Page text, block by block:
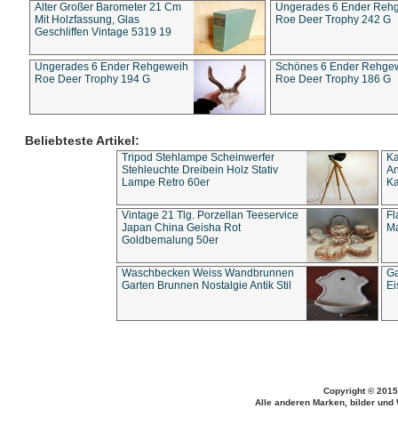
Alter Großer Barometer 21 Cm
Mit Holzfassung, Glas
Geschliffen Vintage 5319 19
Ungerades 6 Ender
Roe Deer Trophy 242 G
Ungerades 6 Ender Rehgeweih
Roe Deer Trophy 194 G
Schönes 6 Ender
Roe Deer Trophy 186 G
Beliebteste Artikel:
Tripod Stehlampe Scheinwerfer
Stehleuchte Dreibein Holz Stativ
Lampe Retro 60er
Vintage 21 Tlg. Porzellan Teeservice
Japan China Geisha Rot
Goldbemalung 50er
Waschbecken Weiss Wandbrunnen
Garten Brunnen Nostalgie Antik Stil
Copyright ©
Alle anderen Marken, bilder und